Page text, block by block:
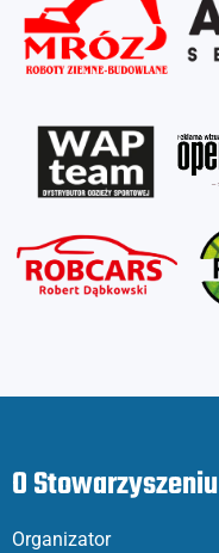
O Stowarzyszeniu
Organizator